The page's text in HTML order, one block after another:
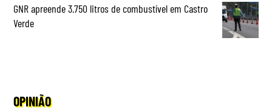
GNR apreende 3.750 litros de combustível em Castro
Verde
OPINIÃO